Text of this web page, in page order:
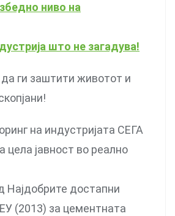
ниво на
што не загадува!
ги заштити животот и
на индустријата СЕГА
цела јавност во реално
Најдобрите достапни
(2013) за цементната